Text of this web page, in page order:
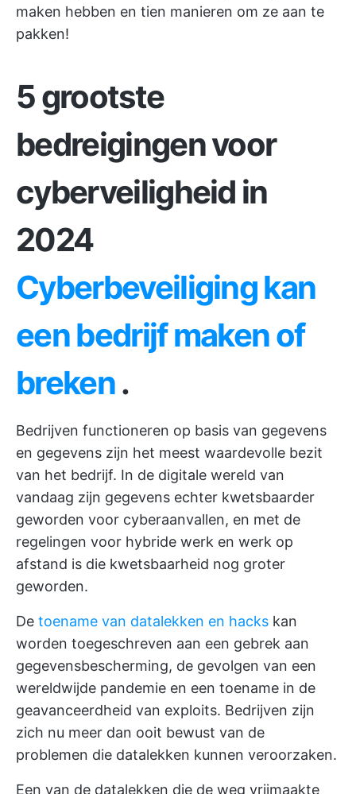
maken hebben en tien manieren om ze aan te
pakken!
5 grootste
bedreigingen voor
cyberveiligheid in
2024
Cyberbeveiliging kan
een bedrijf maken of
breken.
Bedrijven functioneren op basis van gegevens
en gegevens zijn het meest waardevolle bezit
van het bedrijf. In de digitale wereld van
vandaag zijn gegevens echter kwetsbaarder
geworden voor cyberaanvallen, en met de
regelingen voor hybride werk en werk op
afstand is die kwetsbaarheid nog groter
geworden.
De toename van datalekken en hacks kan
worden toegeschreven aan een gebrek aan
gegevensbescherming, de gevolgen van een
wereldwijde pandemie en een toename in de
geavanceerdheid van exploits. Bedrijven zijn
zich nu meer dan ooit bewust van de
problemen die datalekken kunnen veroorzaken.
Een van de datalekken die de weg vrijmaakte